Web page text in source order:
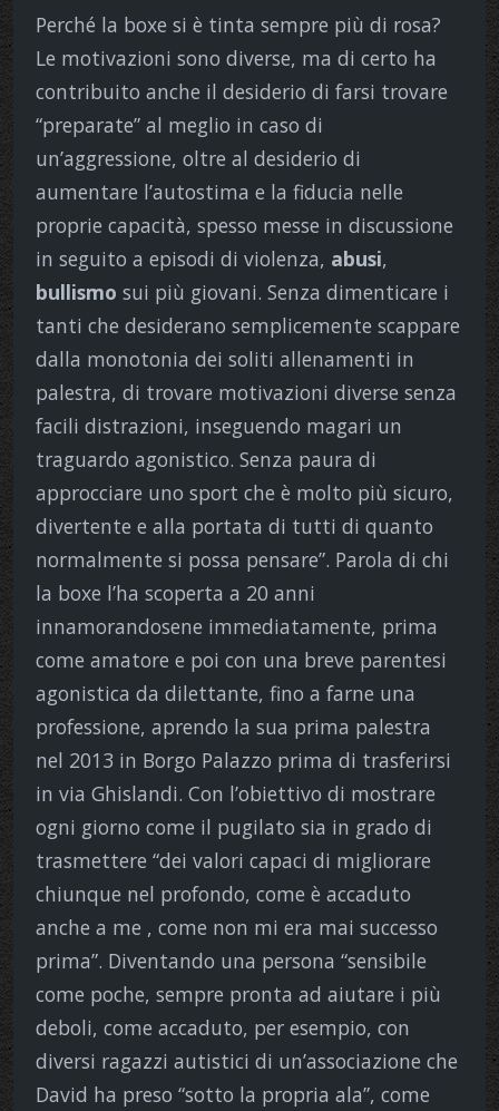
Perché la boxe si è tinta sempre più di rosa?
Le motivazioni sono diverse, ma di certo ha
contribuito anche il desiderio di farsi trovare
“preparate” al meglio in caso di
un’aggressione, oltre al desiderio di
aumentare l’autostima e la fiducia nelle
proprie capacità, spesso messe in discussione
in seguito a episodi di violenza, abusi,
bullismo sui più giovani. Senza dimenticare i
tanti che desiderano semplicemente scappare
dalla monotonia dei soliti allenamenti in
palestra, di trovare motivazioni diverse senza
facili distrazioni, inseguendo magari un
traguardo agonistico. Senza paura di
approcciare uno sport che è molto più sicuro,
divertente e alla portata di tutti di quanto
normalmente si possa pensare”. Parola di chi
la boxe l’ha scoperta a 20 anni
innamorandosene immediatamente, prima
come amatore e poi con una breve parentesi
agonistica da dilettante, fino a farne una
professione, aprendo la sua prima palestra
nel 2013 in Borgo Palazzo prima di trasferirsi
in via Ghislandi. Con l’obiettivo di mostrare
ogni giorno come il pugilato sia in grado di
trasmettere “dei valori capaci di migliorare
chiunque nel profondo, come è accaduto
anche a me , come non mi era mai successo
prima”. Diventando una persona “sensibile
come poche, sempre pronta ad aiutare i più
deboli, come accaduto, per esempio, con
diversi ragazzi autistici di un’associazione che
David ha preso “sotto la propria ala”, come